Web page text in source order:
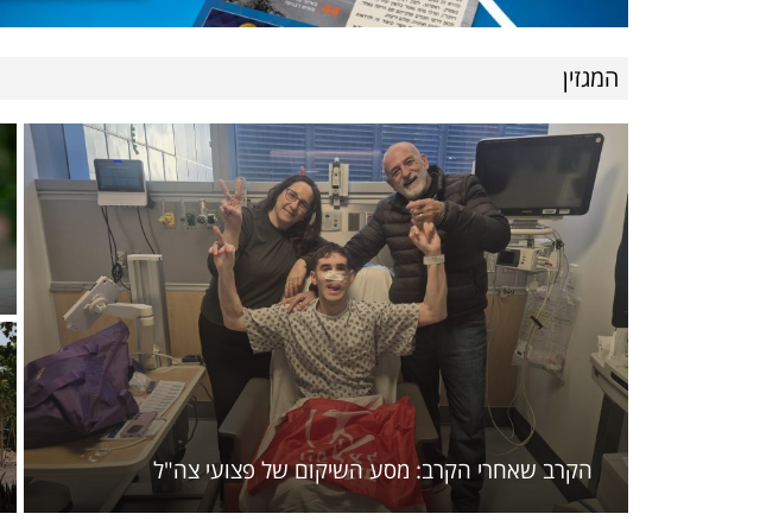
המגזין
הקרב שאחרי הקרב: מסע השיקום של פצועי צה"ל